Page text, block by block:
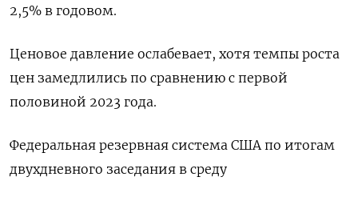
2,5% в годовом.
Ценовое давление ослабевает, хотя темпы роста
цен замедлились по сравнению с первой
половиной 2023 года.
Федеральная резервная система США по итогам
двухдневного заседания в среду